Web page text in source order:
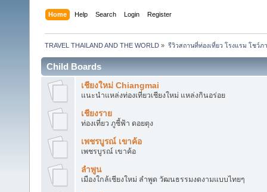
Home Help Search Login Register
TRAVEL THAILAND AND THE WORLD » รีวิวสถานที่ท่องเที่ยว โรงแรม โชว์ภ
Child Boards
เชียงใหม่ Chiangmai
แนะนำแหล่งท่องเที่ยวเชียงใหม่ แหล่งกินอร่อย
เชียงราย
ท่องเที่ยว ภูชี้ฟ้า ดอยตุง
เพชรบูรณ์ เขาค้อ
เพชรบูรณ์ เขาค้อ
ลำพูน
เมืองใกล้เชียงใหม่ ลำพูด วัฒนธรรมงดงามแบบไทยๆ